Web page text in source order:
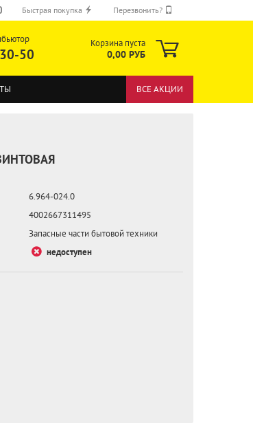
Быстрая покупка Перезвонить?
50
Корзина пуста
0,00 РУБ
ВСЕ АКЦИИ
6.964-024.0
4002667311495
Запасные части бытовой техники
недоступен